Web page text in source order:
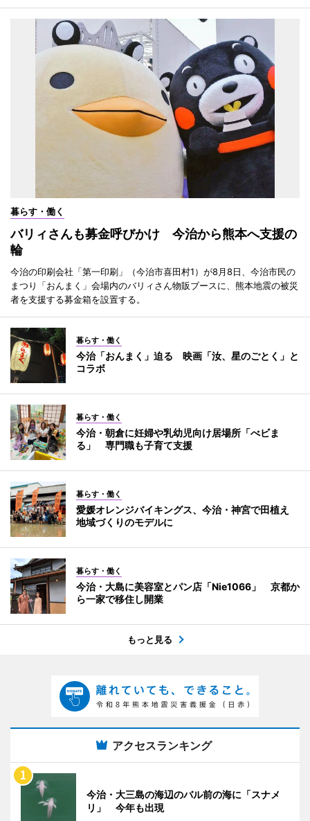
暮らす・働く
バリィさんも募金呼びかけ 今治から熊本へ支援の
輪
今治の印刷会社「第一印刷」（今治市喜田村1）が8月8日、今治市民の
まつり「おんまく」会場内のバリィさん物販ブースに、熊本地震の被災
者を支援する募金箱を設置する。
暮らす・働く
今治「おんまく」迫る 映画「汝、星のごとく」と
コラボ
暮らす・働く
今治・朝倉に妊婦や乳幼児向け居場所「べビま
る」 専門職も子育て支援
暮らす・働く
愛媛オレンジバイキングス、今治・神宮で田植え
地域づくりのモデルに
暮らす・働く
今治・大島に美容室とパン店「Nie1066」 京都か
ら一家で移住し開業
もっと見る
アクセスランキング
今治・大三島の海辺のバル前の海に「スナメ
リ」 今年も出現